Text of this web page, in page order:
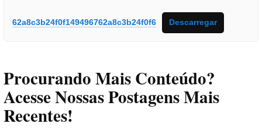
62a8c3b24f0f149496762a8c3b24f0f6 Descarregar
Procurando Mais Conteúdo?
Acesse Nossas Postagens Mais
Recentes!